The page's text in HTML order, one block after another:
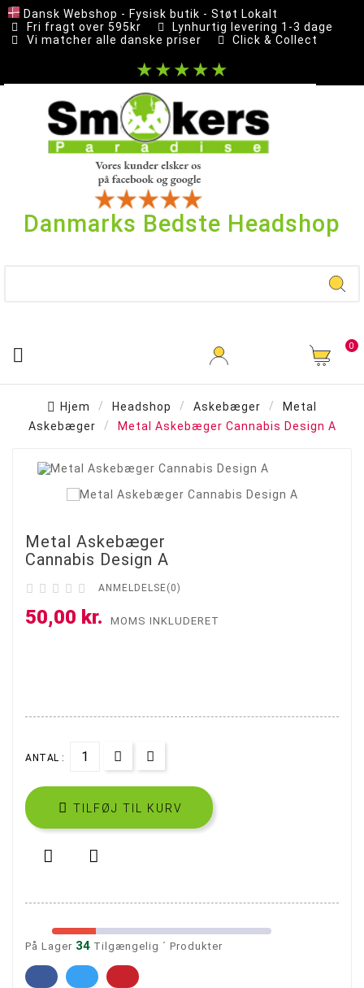
Dansk Webshop - Fysisk butik - Støt Lokalt
Fri fragt over 595kr
Lynhurtig levering 1-3 dage
Vi matcher alle danske priser
Click & Collect
★★★★★
Danmarks Bedste Headshop
 0
Hjem Headshop Askebæger
Metal
Askebæger
Metal Askebæger Cannabis Design A
Metal Askebæger
Cannabis Design A
     ANMELDELSE(0)
50,00 kr. MOMS INKLUDERET
ANTAL :
 TILFØJ TIL KURV
 
På Lager 34 Tilgængelig ´ Produkter